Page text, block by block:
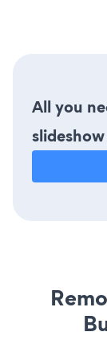
All you